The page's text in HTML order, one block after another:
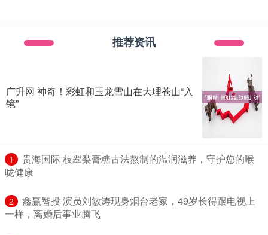
推荐资讯
广升网 神奇！彩虹和玉龙雪山在大理苍山“入
镜”
1
​贵海国际 枝翆梨膏糖古法熬制的温润滋养，守护您的喉
咙健康
2
​鑫赢智投 演员刘敏涛现身烟台老家，49岁长得跟电视上
一样，离婚后事业腾飞